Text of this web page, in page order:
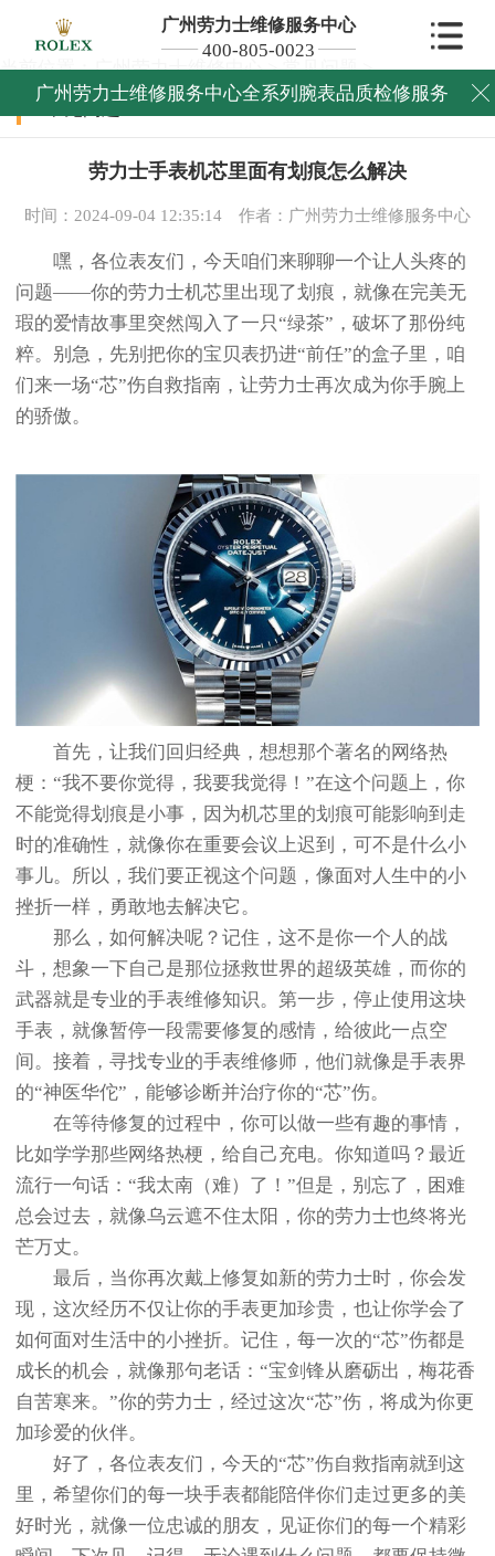
广州劳力士维修服务中心
400-805-0023
广州劳力士维修服务中心全系列腕表品质检修服务 
当前位置：广州劳力士维修中心>常见问题>
常见问题
劳力士手表机芯里面有划痕怎么解决
时间：2024-09-04 12:35:14 作者：广州劳力士维修服务中心
嘿，各位表友们，今天咱们来聊聊一个让人头疼的
问题——你的劳力士机芯里出现了划痕，就像在完美无
瑕的爱情故事里突然闯入了一只“绿茶”，破坏了那份纯
粹。别急，先别把你的宝贝表扔进“前任”的盒子里，咱
们来一场“芯”伤自救指南，让劳力士再次成为你手腕上
的骄傲。
首先，让我们回归经典，想想那个著名的网络热
梗：“我不要你觉得，我要我觉得！”在这个问题上，你
不能觉得划痕是小事，因为机芯里的划痕可能影响到走
时的准确性，就像你在重要会议上迟到，可不是什么小
事儿。所以，我们要正视这个问题，像面对人生中的小
挫折一样，勇敢地去解决它。
那么，如何解决呢？记住，这不是你一个人的战
斗，想象一下自己是那位拯救世界的超级英雄，而你的
武器就是专业的手表维修知识。第一步，停止使用这块
手表，就像暂停一段需要修复的感情，给彼此一点空
间。接着，寻找专业的手表维修师，他们就像是手表界
的“神医华佗”，能够诊断并治疗你的“芯”伤。
在等待修复的过程中，你可以做一些有趣的事情，
比如学学那些网络热梗，给自己充电。你知道吗？最近
流行一句话：“我太南（难）了！”但是，别忘了，困难
总会过去，就像乌云遮不住太阳，你的劳力士也终将光
芒万丈。
最后，当你再次戴上修复如新的劳力士时，你会发
现，这次经历不仅让你的手表更加珍贵，也让你学会了
如何面对生活中的小挫折。记住，每一次的“芯”伤都是
成长的机会，就像那句老话：“宝剑锋从磨砺出，梅花香
自苦寒来。”你的劳力士，经过这次“芯”伤，将成为你更
加珍爱的伙伴。
好了，各位表友们，今天的“芯”伤自救指南就到这
里，希望你们的每一块手表都能陪伴你们走过更多的美
好时光，就像一位忠诚的朋友，见证你们的每一个精彩